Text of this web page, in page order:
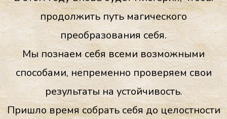
продолжить путь магического
преобразования себя.
Мы познаем себя всеми возможными
способами, непременно проверяем свои
результаты на устойчивость.
Пришло время собрать себя до целостности